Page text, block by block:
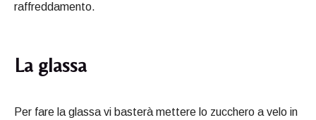
raffreddamento.
La glassa
Per fare la glassa vi basterà mettere lo zucchero a velo in